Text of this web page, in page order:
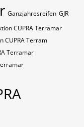
Ganzjahresreifen GJR
CUPRA Terramar
CUPRA Terram
Terramar